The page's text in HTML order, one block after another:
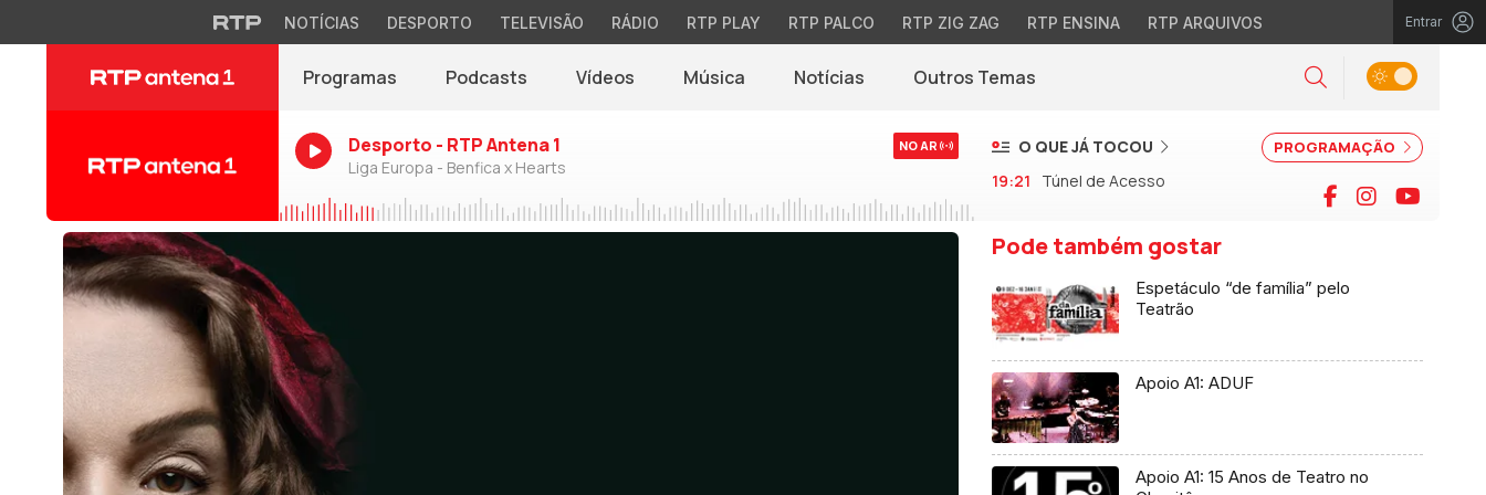
NOTÍCIAS DESPORTO TELEVISÃO RÁDIO RTP PLAY RTP PALCO RTP ZIG ZAG RTP ENSINA RTP ARQUIVOS Entrar
Programas Podcasts Vídeos Música Notícias(abre em nova janela)
Outros Temas Pesquisar
Alternar tema
Desporto - RTP Antena 1
Liga Europa - Benfica x Hearts
NO AR PROGRAMAÇÃO
O QUE JÁ TOCOU
19:21
Túnel de Acesso Facebook
Instagram
Pode também gostar
Espetáculo “de família” pelo
Teatrão
Apoio A1: ADUF
Apoio A1: 15 Anos de Teatro no